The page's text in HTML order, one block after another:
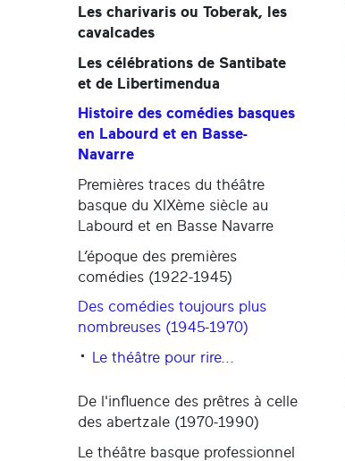
Les charivaris ou Toberak, les
cavalcades
Les célébrations de Santibate
et de Libertimendua
Histoire des comédies basques
en Labourd et en Basse-
Navarre
Premières traces du théâtre
basque du XIXème siècle au
Labourd et en Basse Navarre
L’époque des premières
comédies (1922-1945)
Des comédies toujours plus
nombreuses (1945-1970)
Le théâtre pour rire...
De l'influence des prêtres à celle
des abertzale (1970-1990)
Le théâtre basque professionnel